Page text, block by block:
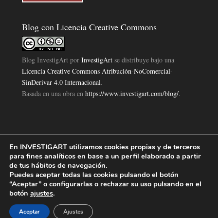
Blog con Licencia Creative Commons
Blog InvestigArtpor InvestigArtse distribuye bajo una
Licencia Creative Commons Atribución-NoComercial-
SinDerivar 4.0 Internacional.
Basada en una obra en https://www.investigart.com/blog/.
Política de Privacidad|Aviso Legal|Política de Cookies|
Investigart Copyright © 2019. |
En INVESTIGART utilizamos cookies propias y de terceros
para fines analíticos en base a un perfil elaborado a partir
de tus hábitos de navegación.
Puedes aceptar todas las cookies pulsando el botón
“Aceptar” o configurarlas o rechazar su uso pulsando en el
botón ajustes.
Aceptar Ajustes